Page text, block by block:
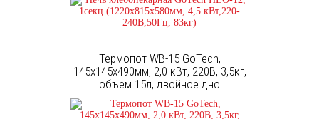
Термопот WB-15 GoTech,
145х145х490мм, 2,0 кВт, 220В, 3,5кг,
объем 15л, двойное дно